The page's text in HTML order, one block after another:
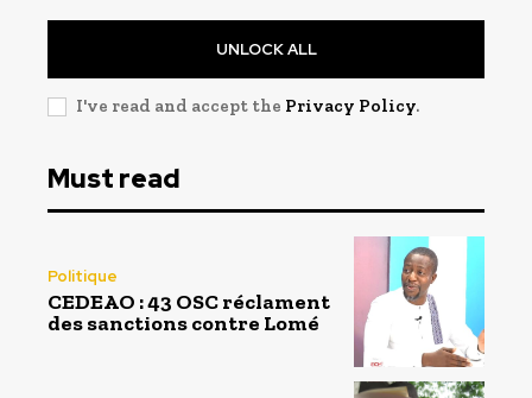
UNLOCK ALL
I've read and accept the Privacy Policy.
Must read
Politique
CEDEAO : 43 OSC réclament
des sanctions contre Lomé